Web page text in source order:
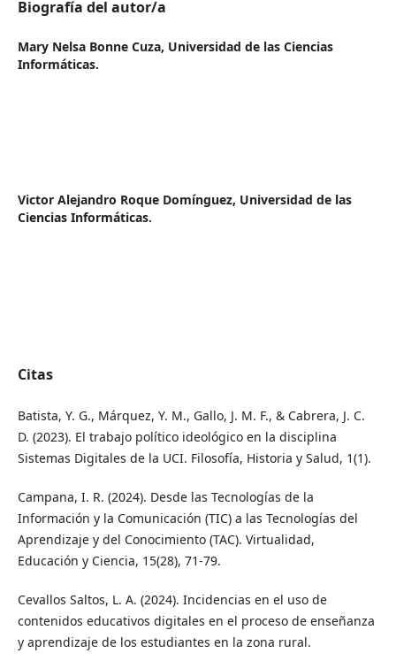
Biografía del autor/a
Mary Nelsa Bonne Cuza, Universidad de las Ciencias
Informáticas.
Victor Alejandro Roque Domínguez, Universidad de las
Ciencias Informáticas.
Citas
Batista, Y. G., Márquez, Y. M., Gallo, J. M. F., & Cabrera, J. C.
D. (2023). El trabajo político ideológico en la disciplina
Sistemas Digitales de la UCI. Filosofía, Historia y Salud, 1(1).
Campana, I. R. (2024). Desde las Tecnologías de la
Información y la Comunicación (TIC) a las Tecnologías del
Aprendizaje y del Conocimiento (TAC). Virtualidad,
Educación y Ciencia, 15(28), 71-79.
Cevallos Saltos, L. A. (2024). Incidencias en el uso de
contenidos educativos digitales en el proceso de enseñanza
y aprendizaje de los estudiantes en la zona rural.